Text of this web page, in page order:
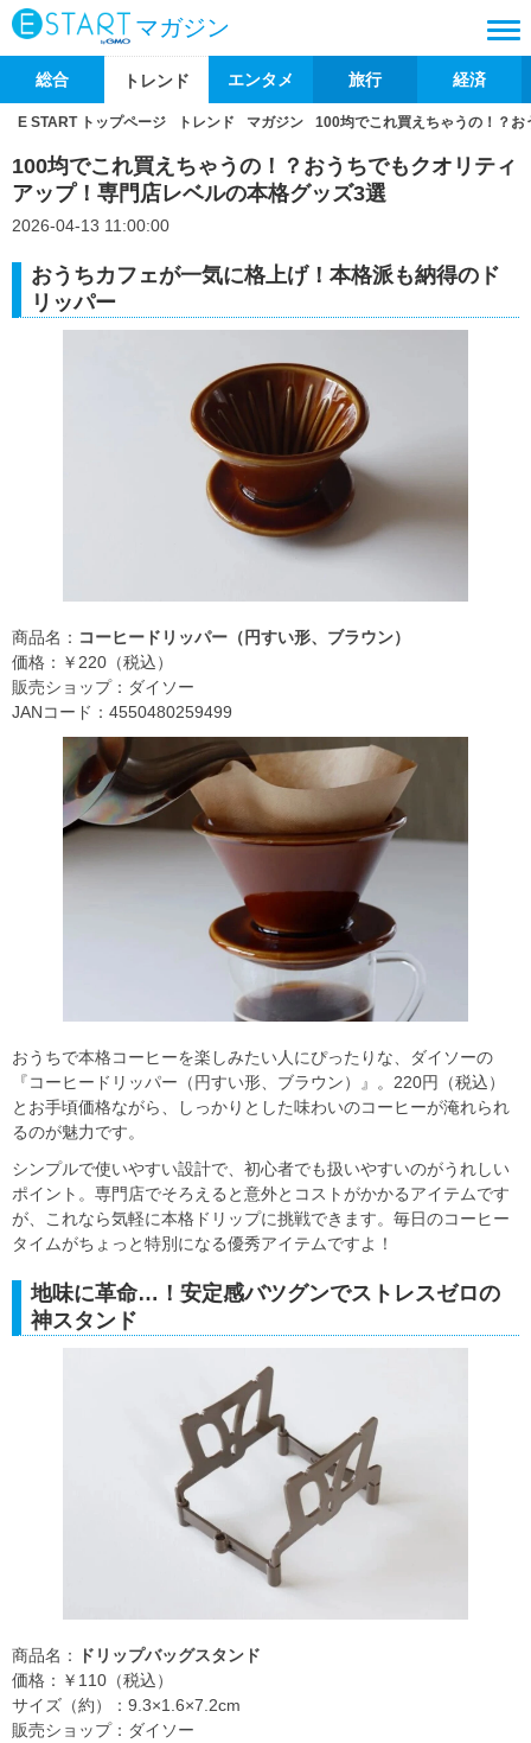
マガジン
総合 トレンド エンタメ 旅行 経済
E START トップページ トレンド マガジン 100均でこれ買えちゃうの！？
100均でこれ買えちゃうの！？おうちでもクオリティ
アップ！専門店レベルの本格グッズ3選
2026-04-13 11:00:00
おうちカフェが一気に格上げ！本格派も納得のド
リッパー
商品名： コーヒードリッパー（円すい形、ブラウン）
価格：￥220（税込）
販売ショップ：ダイソー
JANコード：4550480259499
おうちで本格コーヒーを楽しみたい人にぴったりな、ダイソーの
『コーヒードリッパー（円すい形、ブラウン）』。220円（税込）
とお手頃価格ながら、しっかりとした味わいのコーヒーが淹れられ
るのが魅力です。
シンプルで使いやすい設計で、初心者でも扱いやすいのがうれしい
ポイント。専門店でそろえると意外とコストがかかるアイテムです
が、これなら気軽に本格ドリップに挑戦できます。毎日のコーヒー
タイムがちょっと特別になる優秀アイテムですよ！
地味に革命…！安定感バツグンでストレスゼロの
神スタンド
商品名：
ドリップバッグスタンド
価格：￥110（税込）
サイズ（約）：9.3×1.6×7.2cm
販売ショップ：ダイソー